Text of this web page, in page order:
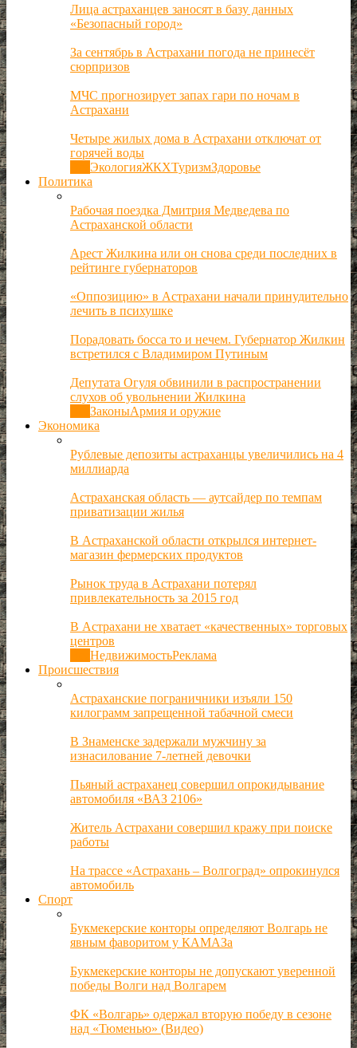
Лица астраханцев заносят в базу данных
«Безопасный город»
За сентябрь в Астрахани погода не принесёт
сюрпризов
МЧС прогнозирует запах гари по ночам в
Астрахани
Четыре жилых дома в Астрахани отключат от
горячей воды
ЭкологияЖКХТуризмЗдоровье
Политика
Рабочая поездка Дмитрия Медведева по
Астраханской области
Арест Жилкина или он снова среди последних в
рейтинге губернаторов
«Оппозицию» в Астрахани начали принудительно
лечить в психушке
Порадовать босса то и нечем. Губернатор Жилкин
встретился с Владимиром Путиным
Депутата Огуля обвинили в распространении
слухов об увольнении Жилкина
ЗаконыАрмия и оружие
Экономика
Рублевые депозиты астраханцы увеличились на 4
миллиарда
Астраханская область — аутсайдер по темпам
приватизации жилья
В Астраханской области открылся интернет-
магазин фермерских продуктов
Рынок труда в Астрахани потерял
привлекательность за 2015 год
В Астрахани не хватает «качественных» торговых
центров
НедвижимостьРеклама
Происшествия
Астраханские пограничники изъяли 150
килограмм запрещенной табачной смеси
В Знаменске задержали мужчину за
изнасилование 7-летней девочки
Пьяный астраханец совершил опрокидывание
автомобиля «ВАЗ 2106»
Житель Астрахани совершил кражу при поиске
работы
На трассе «Астрахань – Волгоград» опрокинулся
автомобиль
Спорт
Букмекерские конторы определяют Волгарь не
явным фаворитом у КАМАЗа
Букмекерские конторы не допускают уверенной
победы Волги над Волгарем
ФК «Волгарь» одержал вторую победу в сезоне
над «Тюменью» (Видео)